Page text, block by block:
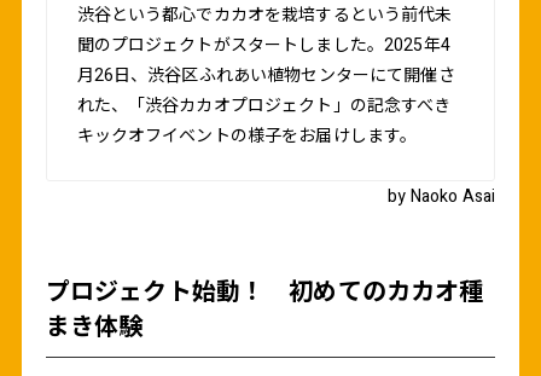
渋谷という都心でカカオを栽培するという前代未
聞のプロジェクトがスタートしました。2025年4
月26日、渋谷区ふれあい植物センターにて開催さ
れた、「渋谷カカオプロジェクト」の記念すべき
キックオフイベントの様子をお届けします。
by Naoko Asai
プロジェクト始動！ 初めてのカカオ種
まき体験